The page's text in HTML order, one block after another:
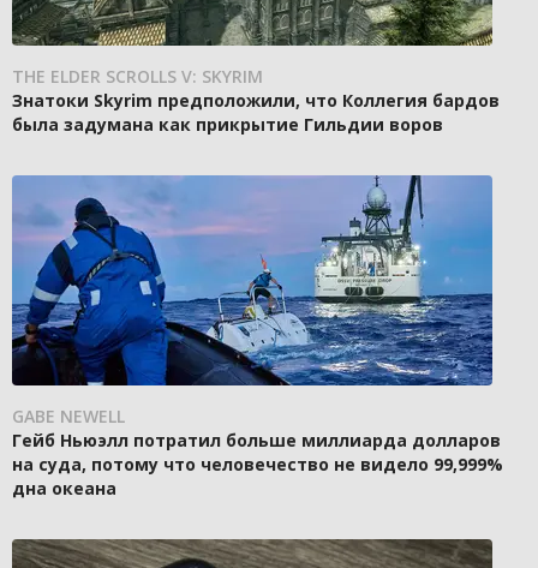
THE ELDER SCROLLS V: SKYRIM
Знатоки Skyrim предположили, что Коллегия бардов
была задумана как прикрытие Гильдии воров
GABE NEWELL
Гейб Ньюэлл потратил больше миллиарда долларов
на суда, потому что человечество не видело 99,999%
дна океана